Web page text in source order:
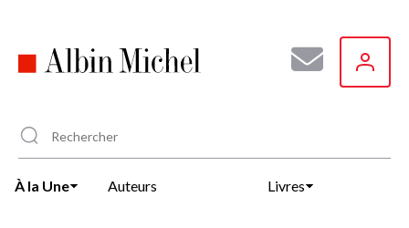
principal
À la Une Auteurs Livres